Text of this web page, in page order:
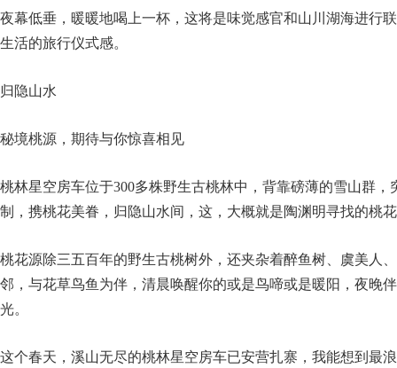
夜幕低垂，暖暖地喝上一杯，这将是味觉感官和山川湖海进行
生活的旅行仪式感。
归隐山水
秘境桃源，期待与你惊喜相见
桃林星空房车位于300多株野生古桃林中，背靠磅薄的雪山群，
制，携桃花美眷，归隐山水间，这，大概就是陶渊明寻找的桃
桃花源除三五百年的野生古桃树外，还夹杂着醉鱼树、虞美
邻，与花草鸟鱼为伴，清晨唤醒你的或是鸟啼或是暖阳，夜晚
光。
这个春天，溪山无尽的桃林星空房车已安营扎寨，我能想到最